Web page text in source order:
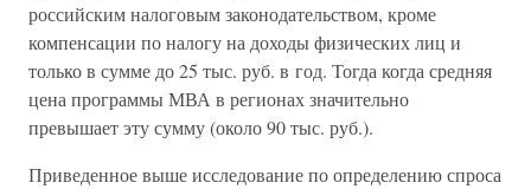
российским налоговым законодательством, кроме
компенсации по налогу на доходы физических лиц и
только в сумме до 25 тыс. руб. в год. Тогда когда средняя
цена программы МВА в регионах значительно
превышает эту сумму (около 90 тыс. руб.).
Приведенное выше исследование по определению спроса